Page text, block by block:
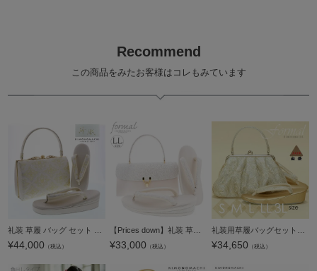
Recommend
この商品をみたお客様はコレもみています
¥44,000 （税込） ¥33,000 （税込） ¥34,650 （税込）